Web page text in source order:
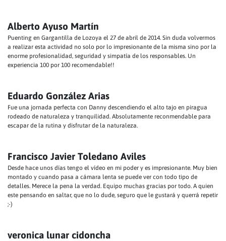
Alberto Ayuso Martín
Puenting en Gargantilla de Lozoya el 27 de abril de 2014. Sin duda volvermos
a realizar esta actividad no solo por lo impresionante de la misma sino por la
enorme profesionalidad, seguridad y simpatía de los responsables. Un
experiencia 100 por 100 recomendable!!
Eduardo González Arias
Fue una jornada perfecta con Danny descendiendo el alto tajo en piragua
rodeado de naturaleza y tranquilidad. Absolutamente reconmendable para
escapar de la rutina y disfrutar de la naturaleza.
Francisco Javier Toledano Aviles
Desde hace unos días tengo el vídeo en mi poder y es impresionante. Muy bien
montado y cuando pasa a cámara lenta se puede ver con todo tipo de
detalles. Merece la pena la verdad. Equipo muchas gracias por todo. A quien
este pensando en saltar, que no lo dude, seguro que le gustará y querrá repetir
;-)
veronica lunar cidoncha